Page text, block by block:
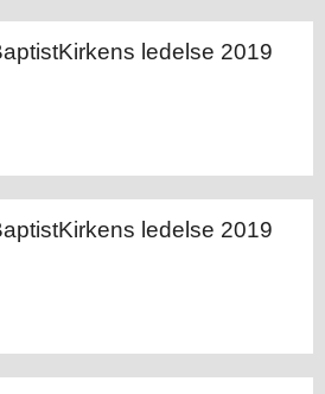
ledelse 2019
ledelse 2019